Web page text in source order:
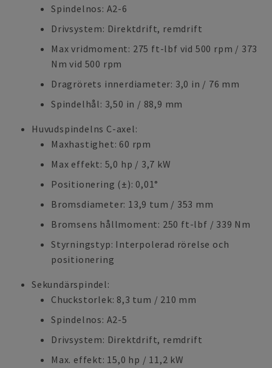
Spindelnos: A2-6
Drivsystem: Direktdrift, remdrift
Max vridmoment: 275 ft-lbf vid 500 rpm / 373
Nm vid 500 rpm
Dragrörets innerdiameter: 3,0 in / 76 mm
Spindelhål: 3,50 in / 88,9 mm
Huvudspindelns C-axel:
Maxhastighet: 60 rpm
Max effekt: 5,0 hp / 3,7 kW
Positionering (±): 0,01°
Bromsdiameter: 13,9 tum / 353 mm
Bromsens hållmoment: 250 ft-lbf / 339 Nm
Styrningstyp: Interpolerad rörelse och
positionering
Sekundärspindel:
Chuckstorlek: 8,3 tum / 210 mm
Spindelnos: A2-5
Drivsystem: Direktdrift, remdrift
Max. effekt: 15,0 hp / 11,2 kW